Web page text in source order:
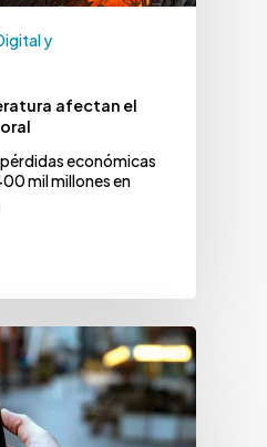
y
afectan el
económicas
mil millones en